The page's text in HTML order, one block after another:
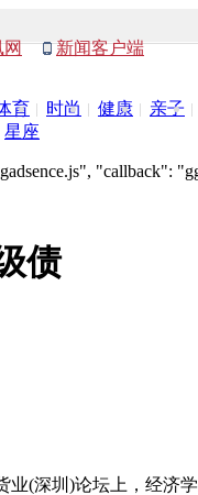
网 新闻客户端
育 时尚 健康 亲子
星座
"callback":
债
(深圳)论坛上，经济